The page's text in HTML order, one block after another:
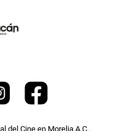
del Cine en Morelia A.C.